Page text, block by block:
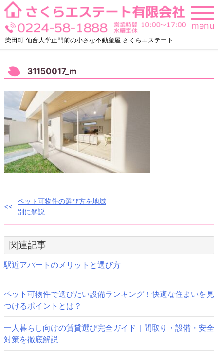
Skip
to
content
柴田町 仙台大学正門前の小さな不動産屋 さくらエステート
menu
31150017_m
投
稿
ナ
ビ
ー
シ
ョ
ン
ペット可物件の選び方を地域
別に解説
関連記事
駅近アパートのメリットと選び方
ペット可物件で選びたい設備ランキング！快適な住まいを見
つけるポイントとは？
一人暮らし向けの賃貸選び完全ガイド｜間取り・設備・安全
対策を徹底解説